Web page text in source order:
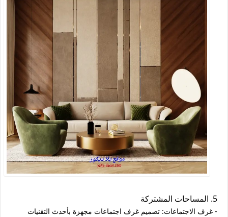
5. المساحات المشتركة
- غرف الاجتماعات: تصميم غرف اجتماعات مجهزة بأحدث التقنيات